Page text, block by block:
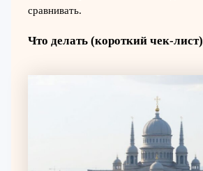
сравнивать.
Что делать (короткий чек-лист)